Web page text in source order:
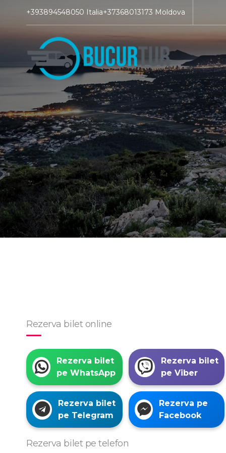
+393894548050 Italia+37368013173 Moldova
Rezerva bilet online
Rezerva bilet
pe WhatsApp
Rezerva bilet
pe Viber
Rezerva bilet
pe Telegram
Rezerva pe
Facebook
Rezerva bilet pe telefon